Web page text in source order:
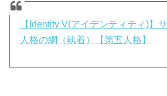
【Identity V(アイデンティティ)】
人格の網（執着）【第五人格】